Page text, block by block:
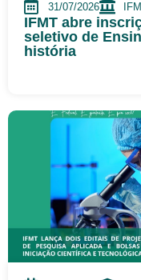
31/07/2026
IFMT abre
seletivo de
história